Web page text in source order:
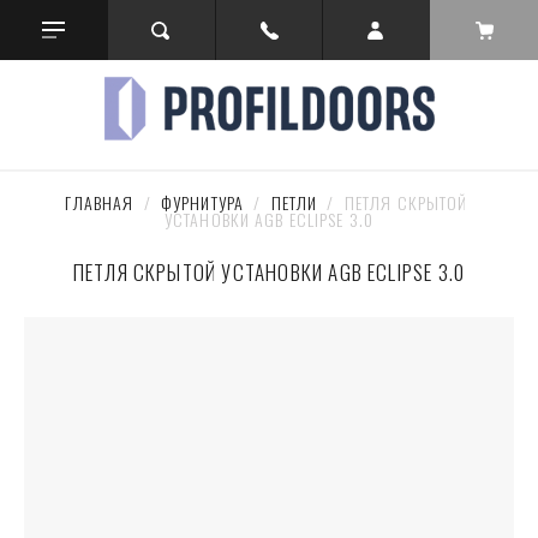
ГЛАВНАЯ
  /
ФУРНИТУРА
  /
ПЕТЛИ
  /  ПЕТЛЯ СКРЫТОЙ
УСТАНОВКИ AGB ECLIPSE 3.0
ПЕТЛЯ СКРЫТОЙ УСТАНОВКИ AGB ECLIPSE 3.0